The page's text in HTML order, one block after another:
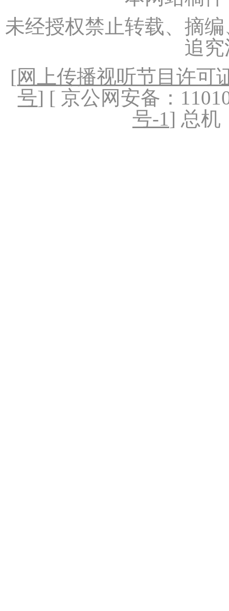
未经授权禁止转载、摘
追
[网上传播视听节目许可
号] [ 京公网安备：
号-1] 总机